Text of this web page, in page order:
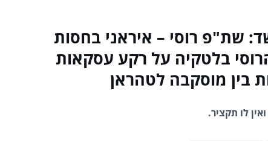
שת"פ רוסי – איראני בחסות
בלטקיה על רקע עסקאות
בין מוסקבה לטהראן
לו תקציר.